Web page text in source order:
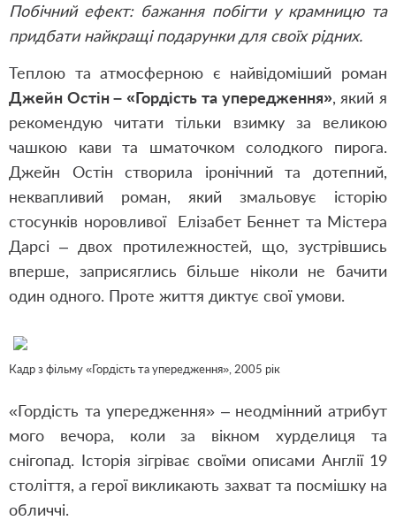
Побічний ефект: бажання побігти у крамницю та
придбати найкращі подарунки для своїх рідних.
Теплою та атмосферною є найвідоміший роман
Джейн Остін – «Гордість та упередження», який я
рекомендую читати тільки взимку за великою
чашкою кави та шматочком солодкого пирога.
Джейн Остін створила іронічний та дотепний,
неквапливий роман, який змальовує історію
стосунків норовливої Елізабет Беннет та Містера
Дарсі – двох протилежностей, що, зустрівшись
вперше, заприсяглись більше ніколи не бачити
один одного. Проте життя диктує свої умови.
Кадр з фільму «Гордість та упередження», 2005 рік
«Гордість та упередження» – неодмінний атрибут
мого вечора, коли за вікном хурделиця та
снігопад. Історія зігріває своїми описами Англії 19
століття, а герої викликають захват та посмішку на
обличчі.